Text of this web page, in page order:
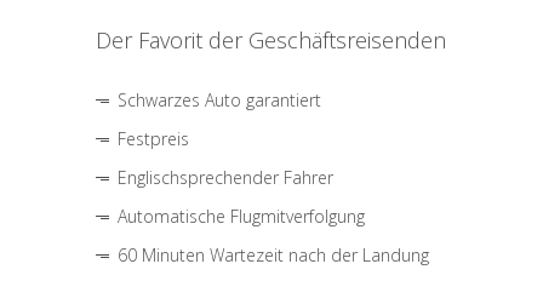
Der Favorit der Geschäftsreisenden
Schwarzes Auto garantiert
Festpreis
Englischsprechender Fahrer
Automatische Flugmitverfolgung
60 Minuten Wartezeit nach der Landung